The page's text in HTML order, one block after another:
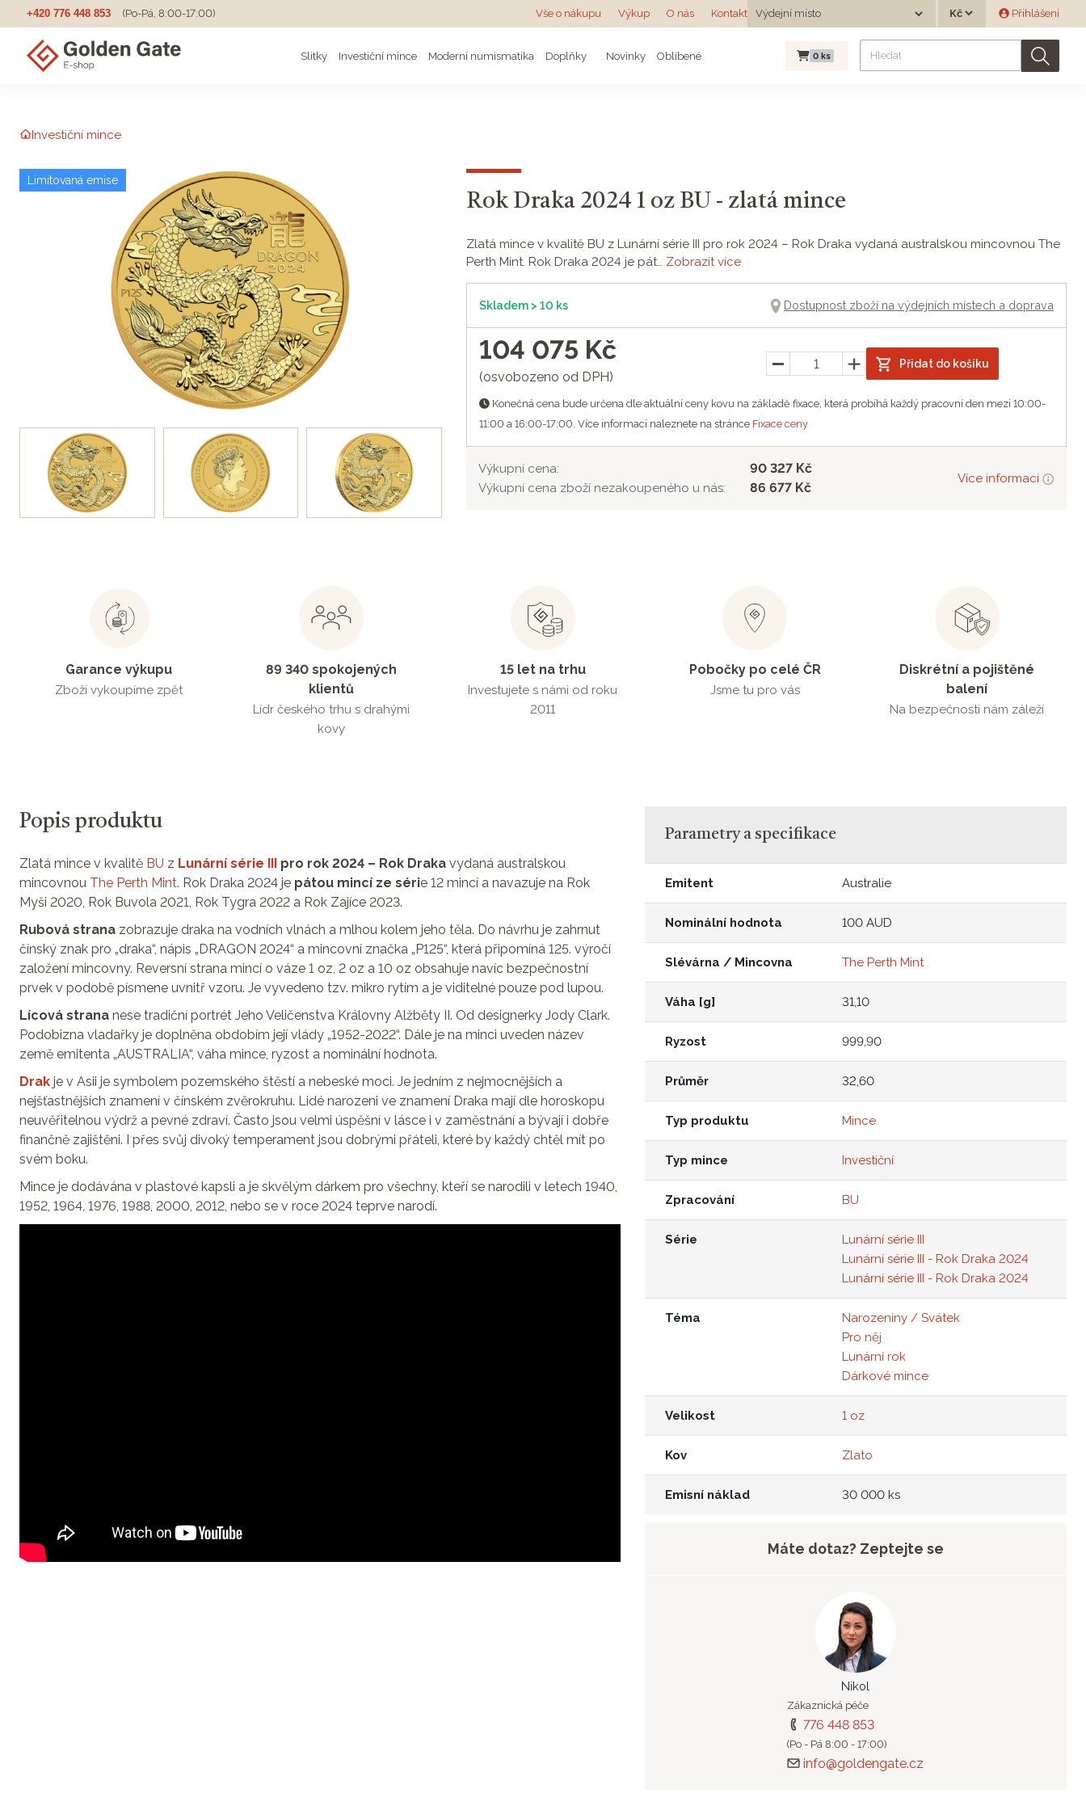
+420 776 448 853 (Po-Pá, 8:00-17:00) Vše o nákupu Výkup O nás Kontakt Výdejní místo
Výdejní místo
Měna Přihlášení
Slitky Investiční mince Moderní numismatika Doplňky Novinky Oblíbené 0 ks
Investiční mince
Limitovaná emise
Rok Draka 2024 1 oz BU - zlatá mince
Zlatá mince v kvalitě BU z Lunární série III pro rok 2024 – Rok Draka vydaná australskou mincovnou The
Perth Mint. Rok Draka 2024 je pát… Zobrazit více
Skladem > 10 ks Dostupnost zboží na výdejních místech a doprava
104 075 Kč
(osvobozeno od DPH)
Přidat do košíku
Konečná cena bude určena dle aktuální ceny kovu na základě fixace, která probíhá každý pracovní den mezi 10:00-
11:00 a 16:00-17:00. Více informací naleznete na stránce Fixace ceny
Výkupní cena: 90 327 Kč
Výkupní cena zboží nezakoupeného u nás: 86 677 Kč
Více informací
Garance výkupu
Zboží vykoupíme zpět
89 340 spokojených
klientů
Lídr českého trhu s drahými
kovy
15 let na trhu
Investujete s námi od roku
2011
Pobočky po celé ČR
Jsme tu pro vás
Diskrétní a pojištěné
balení
Na bezpečnosti nám záleží
Popis produktu
Zlatá mince v kvalitě BU z Lunární série III pro rok 2024 – Rok Draka vydaná australskou
mincovnou The Perth Mint. Rok Draka 2024 je pátou mincí ze série 12 mincí a navazuje na Rok
Myši 2020, Rok Buvola 2021, Rok Tygra 2022 a Rok Zajíce 2023.
Rubová strana zobrazuje draka na vodních vlnách a mlhou kolem jeho těla. Do návrhu je zahrnut
čínský znak pro „draka“, nápis „DRAGON 2024“ a mincovní značka „P125“, která připomíná 125. výročí
založení mincovny. Reversní strana mincí o váze 1 oz, 2 oz a 10 oz obsahuje navíc bezpečnostní
prvek v podobě písmene uvnitř vzoru. Je vyvedeno tzv. mikro rytím a je viditelné pouze pod lupou.
Lícová strana nese tradiční portrét Jeho Veličenstva Královny Alžběty II. Od designerky Jody Clark.
Podobizna vladařky je doplněna obdobím její vlády „1952-2022“. Dále je na minci uveden název
země emitenta „AUSTRALIA“, váha mince, ryzost a nominální hodnota.
Drak je v Asii je symbolem pozemského štěstí a nebeské moci. Je jedním z nejmocnějších a
nejšťastnějších znamení v čínském zvěrokruhu. Lidé narozeni ve znamení Draka mají dle horoskopu
neuvěřitelnou výdrž a pevné zdraví. Často jsou velmi úspěšní v lásce i v zaměstnání a bývají i dobře
finančně zajištěni. I přes svůj divoký temperament jsou dobrými přáteli, které by každý chtěl mít po
svém boku.
Mince je dodávána v plastové kapsli a je skvělým dárkem pro všechny, kteří se narodili v letech 1940,
1952, 1964, 1976, 1988, 2000, 2012, nebo se v roce 2024 teprve narodí.
Parametry a specifikace
Emitent Australie
Nominální hodnota 100 AUD
Slévárna / Mincovna The Perth Mint
Váha [g] 31,10
Ryzost 999,90
Průměr 32,60
Typ produktu Mince
Typ mince Investiční
Zpracování BU
Série
Lunární série III
Lunární série III - Rok Draka 2024
Lunární série III - Rok Draka 2024
Téma
Narozeniny / Svátek
Pro něj
Lunární rok
Dárkové mince
Velikost 1 oz
Kov Zlato
Emisní náklad 30 000 ks
Máte dotaz? Zeptejte se
Nikol
Zákaznická péče
776 448 853
(Po - Pá 8:00 - 17:00)
info@goldengate.cz